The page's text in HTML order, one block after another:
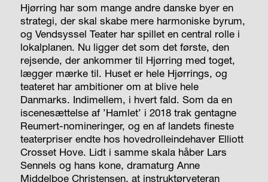
Hjørring har som mange andre danske byer en
strategi, der skal skabe mere harmoniske byrum,
og Vendsyssel Teater har spillet en central rolle i
lokalplanen. Nu ligger det som det første, den
rejsende, der ankommer til Hjørring med toget,
lægger mærke til. Huset er hele Hjørrings, og
teateret har ambitioner om at blive hele
Danmarks. Indimellem, i hvert fald. Som da en
iscenesættelse af ’Hamlet’ i 2018 trak gentagne
Reumert-nomineringer, og en af landets fineste
teaterpriser endte hos hovedrolleindehaver Elliott
Crosset Hove. Lidt i samme skala håber Lars
Sennels og hans kone, dramaturg Anne
Middelboe Christensen, at instruktørveteran